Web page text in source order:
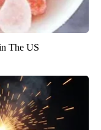
The US